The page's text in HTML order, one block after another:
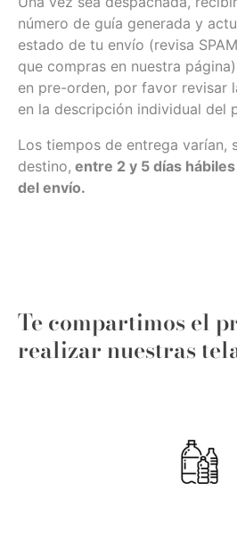
número de guía generada y
estado de tu envío (revisa
que compras en nuestra
en pre-orden, por favor revisar
en la descripción individual del
Los tiempos de entrega varían,
destino, entre 2 y 5 días
del envío.
Te compartimos el
realizar nuestras